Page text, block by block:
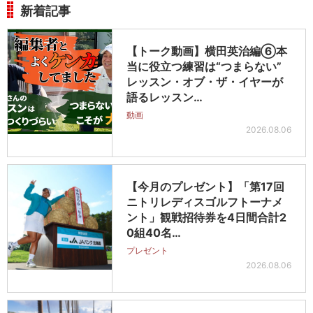
新着記事
【トーク動画】横田英治編⑥本
当に役立つ練習は“つまらない”
レッスン・オブ・ザ・イヤーが
語るレッスン…
動画
2026.08.06
【今月のプレゼント】「第17回
ニトリレディスゴルフトーナメ
ント」観戦招待券を4日間合計2
0組40名…
プレゼント
2026.08.06